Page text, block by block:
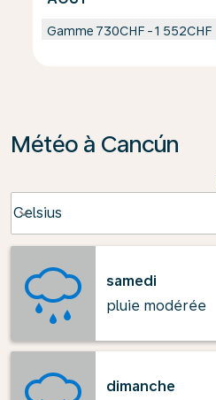
Gamme 730CHF -1 552CHF
Météo à Cancún
Celsius
keyboard_arrow_down
samedi
pluie modérée
dimanche